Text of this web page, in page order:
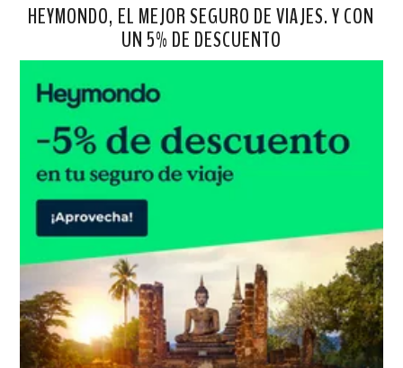
HEYMONDO, EL MEJOR SEGURO DE VIAJES. Y CON
UN 5% DE DESCUENTO